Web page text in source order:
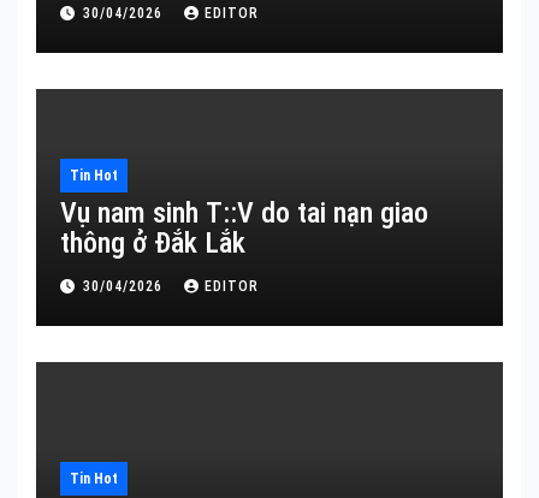
30/04/2026 EDITOR
Tin Hot
Vụ nam sinh T::V do tai nạn giao
thông ở Đắk Lắk
30/04/2026 EDITOR
Tin Hot